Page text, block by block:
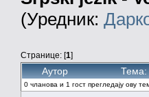
(Уредник:
Странице: [1]
Аутор Тема:
0 чланова и 1 гост прегледају ову